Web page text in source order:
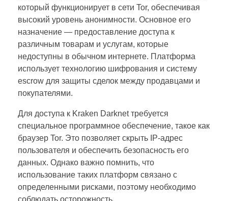
который функционирует в сети Tor, обеспечивая
высокий уровень анонимности. Основное его
назначение — предоставление доступа к
различным товарам и услугам, которые
недоступны в обычном интернете. Платформа
использует технологию шифрования и систему
escrow для защиты сделок между продавцами и
покупателями.
Для доступа к Kraken Darknet требуется
специальное программное обеспечение, такое как
браузер Tor. Это позволяет скрыть IP-адрес
пользователя и обеспечить безопасность его
данных. Однако важно помнить, что
использование таких платформ связано с
определенными рисками, поэтому необходимо
соблюдать осторожность.